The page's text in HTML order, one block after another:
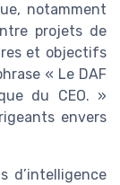
notamment
projets de
et objectifs
« Le DAF
du CEO. »
envers
d’intelligence